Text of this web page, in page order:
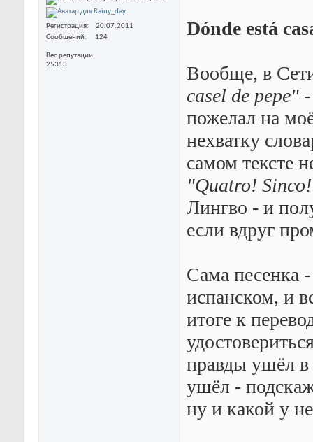
Регистрация
20.07.2011
Сообщений
124
Вес репутации
25313
Dónde está
Вообще, в
casel de pepe"
пожелал на
нехватку
самом тексте
"Quatro!
Лингво - и
если вдруг
Сама песенка
испанском, и
итоге к
правды ушёл
ушёл -
ну и какой у